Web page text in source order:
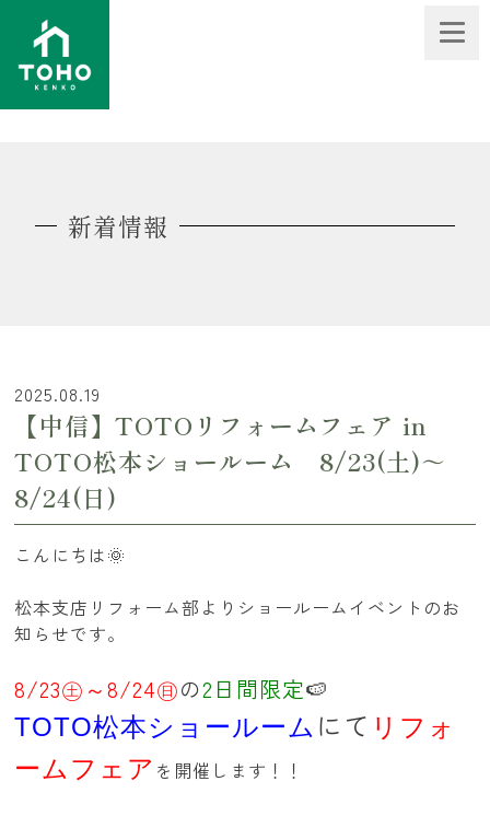
新着情報
2025.08.19
【中信】TOTOリフォームフェア in
TOTO松本ショールーム 8/23(土)～
8/24(日)
こんにちは🌞
松本支店リフォーム部よりショールームイベントのお
知らせです。
8/23㊏～8/24㊐の2日間限定🍉
TOTO松本ショールーム にて リフォ
ームフェア を開催します！！